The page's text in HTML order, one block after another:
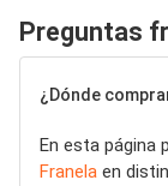
Preguntas
¿Dónde
En esta página
Franela en